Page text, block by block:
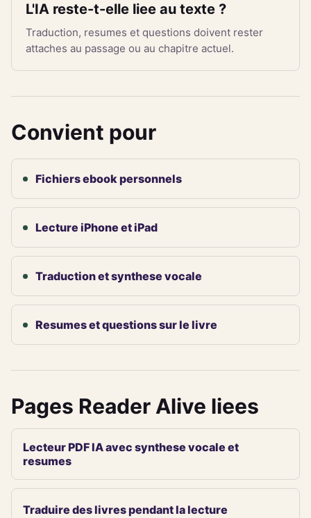
L'IA reste-t-elle liee au texte ?
Traduction, resumes et questions doivent rester
attaches au passage ou au chapitre actuel.
Convient pour
Fichiers ebook personnels
Lecture iPhone et iPad
Traduction et synthese vocale
Resumes et questions sur le livre
Pages Reader Alive liees
Lecteur PDF IA avec synthese vocale et
resumes
Traduire des livres pendant la lecture